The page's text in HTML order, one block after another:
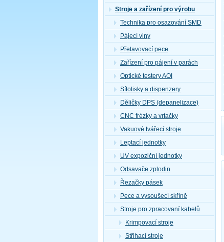
Stroje a zařízení pro výrobu
Technika pro osazování SMD
Pájecí vlny
Přetavovací pece
Zařízení pro pájení v parách
Optické testery AOI
Sítotisky a dispenzery
Děličky DPS (depanelizace)
CNC frézky a vrtačky
Vakuové tvářecí stroje
Leptací jednotky
UV expoziční jednotky
Odsavače zplodin
Řezačky pásek
Pece a vysoušecí skříně
Stroje pro zpracovaní kabelů
Krimpovací stroje
Střihací stroje